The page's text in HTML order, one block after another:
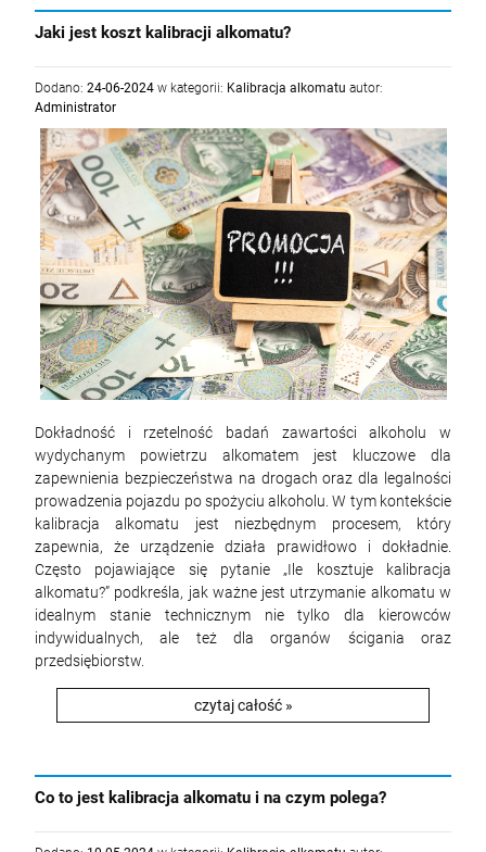
Jaki jest koszt kalibracji alkomatu?
Dodano: 24-06-2024 w kategorii: Kalibracja alkomatu autor:
Administrator
Dokładność i rzetelność badań zawartości alkoholu w
wydychanym powietrzu alkomatem jest kluczowe dla
zapewnienia bezpieczeństwa na drogach oraz dla legalności
prowadzenia pojazdu po spożyciu alkoholu. W tym kontekście
kalibracja alkomatu jest niezbędnym procesem, który
zapewnia, że urządzenie działa prawidłowo i dokładnie.
Często pojawiające się pytanie „Ile kosztuje kalibracja
alkomatu?” podkreśla, jak ważne jest utrzymanie alkomatu w
idealnym stanie technicznym nie tylko dla kierowców
indywidualnych, ale też dla organów ścigania oraz
przedsiębiorstw.
czytaj całość »
Co to jest kalibracja alkomatu i na czym polega?